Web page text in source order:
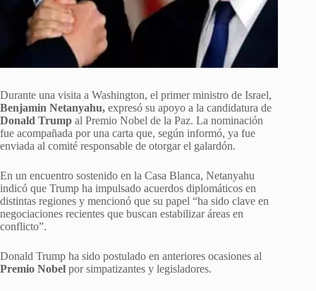
Durante una visita a Washington, el primer ministro de Israel,
Benjamin Netanyahu, expresó su apoyo a la candidatura de
Donald Trump al Premio Nobel de la Paz. La nominación
fue acompañada por una carta que, según informó, ya fue
enviada al comité responsable de otorgar el galardón.
En un encuentro sostenido en la Casa Blanca, Netanyahu
indicó que Trump ha impulsado acuerdos diplomáticos en
distintas regiones y mencionó que su papel “ha sido clave en
negociaciones recientes que buscan estabilizar áreas en
conflicto”.
Donald Trump ha sido postulado en anteriores ocasiones al
Premio Nobel por simpatizantes y legisladores.